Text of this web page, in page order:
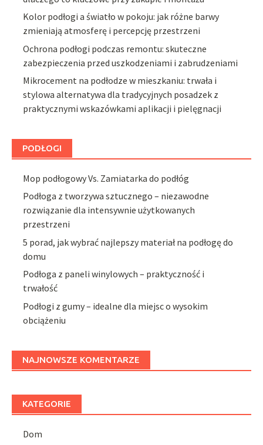
Kolor podłogi a światło w pokoju: jak różne barwy
zmieniają atmosferę i percepcję przestrzeni
Ochrona podłogi podczas remontu: skuteczne
zabezpieczenia przed uszkodzeniami i zabrudzeniami
Mikrocement na podłodze w mieszkaniu: trwała i
stylowa alternatywa dla tradycyjnych posadzek z
praktycznymi wskazówkami aplikacji i pielęgnacji
PODŁOGI
Mop podłogowy Vs. Zamiatarka do podłóg
Podłoga z tworzywa sztucznego – niezawodne
rozwiązanie dla intensywnie użytkowanych
przestrzeni
5 porad, jak wybrać najlepszy materiał na podłogę do
domu
Podłoga z paneli winylowych – praktyczność i
trwałość
Podłogi z gumy – idealne dla miejsc o wysokim
obciążeniu
NAJNOWSZE KOMENTARZE
KATEGORIE
Dom